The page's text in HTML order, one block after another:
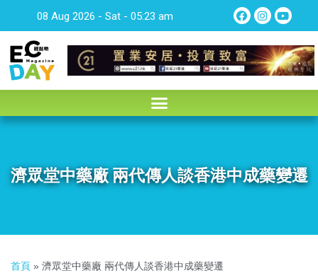
08 Aug 2026 - Sat - 05:23 am
濟眾堂中藥廠 兩代傳人談香港中成藥變遷
首頁 » 濟眾堂中藥廠 兩代傳人談香港中成藥變遷